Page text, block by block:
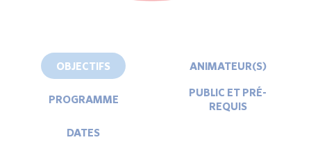
OBJECTIFS ANIMATEUR(S)
PROGRAMME
PUBLIC ET PRÉ-
REQUIS
DATES